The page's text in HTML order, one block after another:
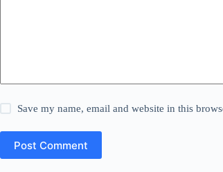
Save my name, email and website in this
Post Comment